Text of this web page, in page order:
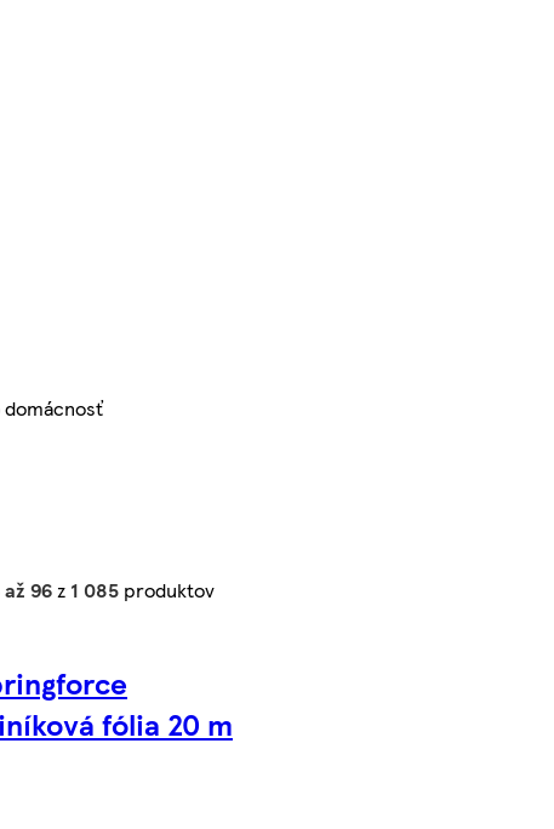
domácnosť
až 96z 1 085 produktov
fólia 20 m